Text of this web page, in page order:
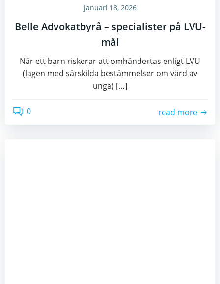
januari 18, 2026
Belle Advokatbyrå – specialister på LVU-
mål
När ett barn riskerar att omhändertas enligt LVU
(lagen med särskilda bestämmelser om vård av
unga) […]
0 read more